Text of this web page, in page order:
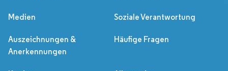
Medien Soziale Verantwortung
Auszeichnungen &
Anerkennungen
Häufige Fragen